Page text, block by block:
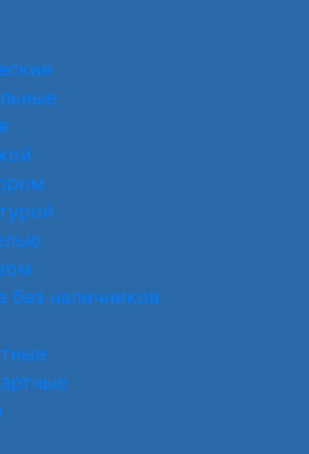
без наличников